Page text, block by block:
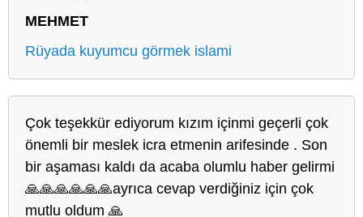
MEHMET
Rüyada kuyumcu görmek islami
Çok teşekkür ediyorum kızım içinmi geçerli çok
önemli bir meslek icra etmenin arifesinde . Son
bir aşaması kaldı da acaba olumlu haber gelirmi
🙏🙏🙏🙏🙏🙏ayrıca cevap verdiğiniz için çok
mutlu oldum 🙏